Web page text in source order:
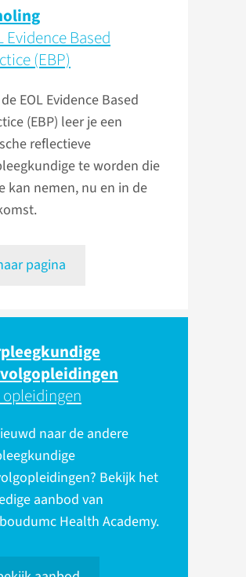
Evidence Based
(EBP)
EOL Evidence Based
(EBP) leer je een
reflectieve
te worden die
kan nemen, nu en in de
pagina
naar de andere
Bekijk het
aanbod van
Health Academy.